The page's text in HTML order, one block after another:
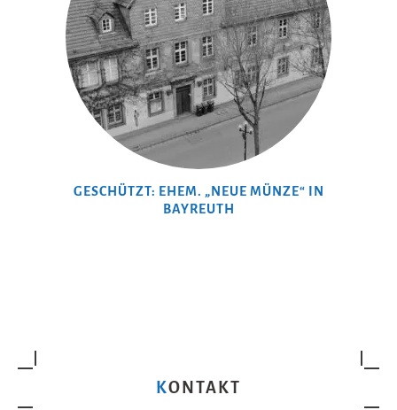
GESCHÜTZT: EHEM. „NEUE MÜNZE“ IN
BAYREUTH
KONTAKT